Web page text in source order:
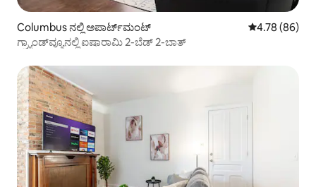
Columbus ನಲ್ಲಿ ಅಪಾರ್ಟ್‌ಮಂಟ್ 5 ರಲ್ಲಿ 4.78
4.78 (86)
ಗ್ರ್ಯಾಂಡ್‌ವ್ಯೂನಲ್ಲಿ ಐಷಾರಾಮಿ 2-ಬೆಡ್ 2-ಬಾತ್